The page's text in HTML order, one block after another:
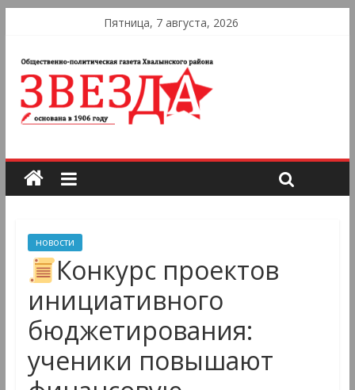
Пятница, 7 августа, 2026
новости
Конкурс проектов
инициативного
бюджетирования:
ученики повышают